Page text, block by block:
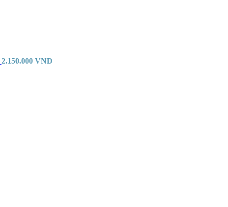
2.150.000 VND